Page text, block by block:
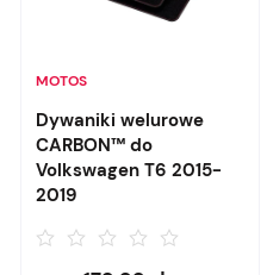
MOTOS
Dywaniki welurowe
CARBON™ do
Volkswagen T6 2015-
2019